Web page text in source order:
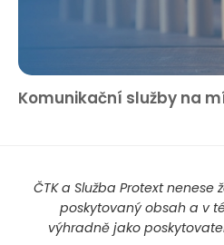
Komunikační služby na
ČTK a Služba Protext
poskytovaný obsah a v
výhradně jako